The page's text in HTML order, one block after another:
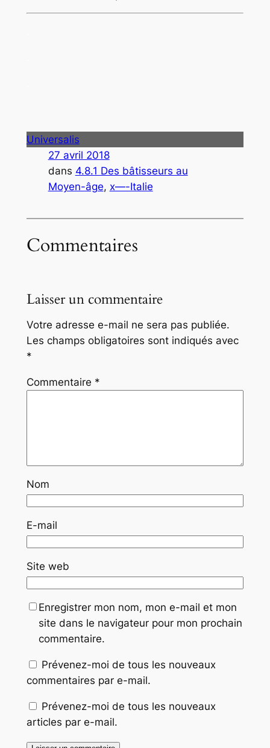
Universalis
27 avril 2018
dans 4.8.1 Des bâtisseurs au
Moyen-âge, x—-Italie
Commentaires
Laisser un commentaire
Votre adresse e-mail ne sera pas publiée.
Les champs obligatoires sont indiqués avec
*
Commentaire *
Nom
E-mail
Site web
Enregistrer mon nom, mon e-mail et mon
site dans le navigateur pour mon prochain
commentaire.
Prévenez-moi de tous les nouveaux
commentaires par e-mail.
Prévenez-moi de tous les nouveaux
articles par e-mail.